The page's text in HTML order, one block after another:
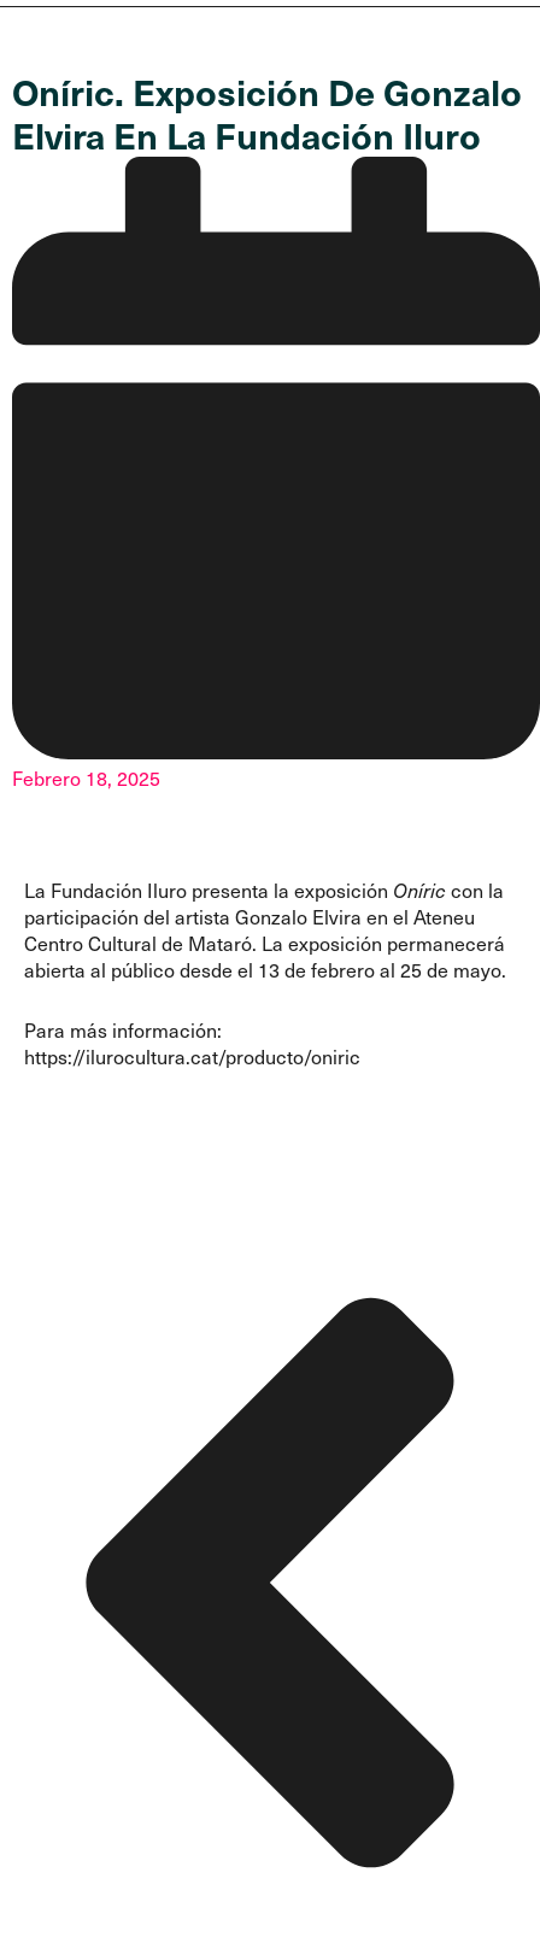
Oníric. Exposición De Gonzalo
Elvira En La Fundación Iluro
Febrero 18, 2025
La Fundación Iluro presenta la exposición Oníriccon la
participación del artista Gonzalo Elvira en el Ateneu
Centro Cultural de Mataró. La exposición permanecerá
abierta al público desde el 13 de febrero al 25 de mayo.
Para más información:
https://ilurocultura.cat/producto/oniric